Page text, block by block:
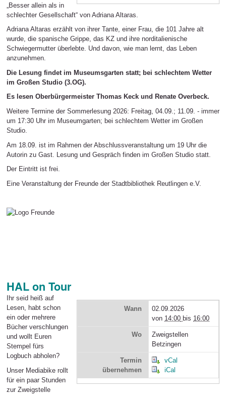
„Besser allein als in
schlechter Gesellschaft“ von Adriana Altaras.
Adriana Altaras erzählt von ihrer Tante, einer Frau, die 101 Jahre alt
wurde, die spanische Grippe, das KZ und ihre norditalienische
Schwiegermutter überlebte. Und davon, wie man lernt, das Leben
anzunehmen.
Die Lesung findet im Museumsgarten statt; bei schlechtem Wetter
im Großen Studio (3.OG).
Es lesen Oberbürgermeister Thomas Keck und Renate Overbeck.
Weitere Termine der Sommerlesung 2026: Freitag, 04.09.; 11.09. - immer
um 17:30 Uhr im Museumgarten; bei schlechtem Wetter im Großen
Studio.
Am 18.09. ist im Rahmen der Abschlussveranstaltung um 19 Uhr die
Autorin zu Gast. Lesung und Gespräch finden im Großen Studio statt.
Der Eintritt ist frei.
Eine Veranstaltung der Freunde der Stadtbibliothek Reutlingen e.V.
HAL on Tour
Wann
02.09.2026
von 14:00 bis 16:00
Wo
Zweigstellen
Betzingen
Termin
übernehmen
vCal
iCal
Ihr seid heiß auf
Lesen, habt schon
ein oder mehrere
Bücher verschlungen
und wollt Euren
Stempel fürs
Logbuchabholen?
Unser Mediabikerollt
für ein paar Stunden
zur Zweigstelle